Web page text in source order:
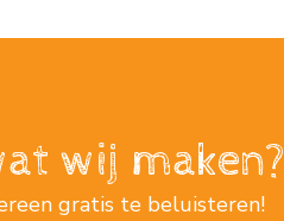
wij maken?
gratis te beluisteren!